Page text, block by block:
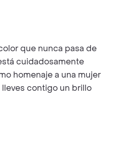
que nunca pasa de
cuidadosamente
homenaje a una mujer
lleves contigo un brillo